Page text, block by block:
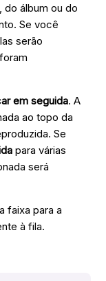
do álbum ou do
Se você
serão
em seguida. A
ao topo da
Se
para várias
será
faixa para a
à fila.